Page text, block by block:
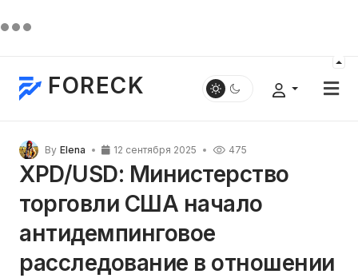
FORECK
By Elena 12 сентября 2025 475
XPD/USD: Министерство
торговли США начало
антидемпинговое
расследование в отношении